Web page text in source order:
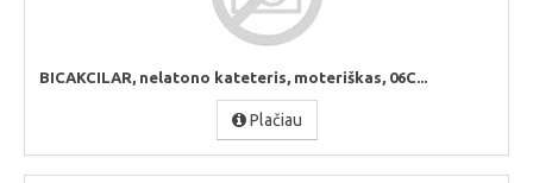
BICAKCILAR, nelatono kateteris, moteriškas, 06C...
Plačiau